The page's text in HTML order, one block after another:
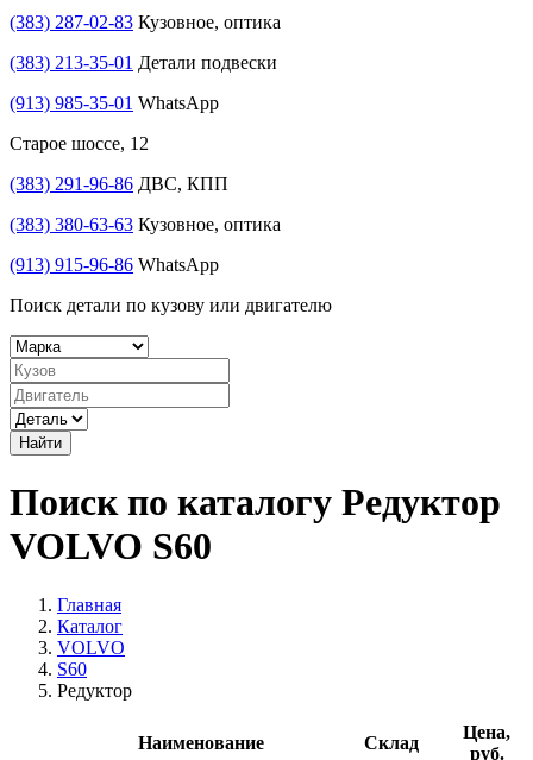
(383) 287-02-83 Кузовное, оптика
(383) 213-35-01 Детали подвески
(913) 985-35-01 WhatsApp
Старое шоссе, 12
(383) 291-96-86 ДВС, КПП
(383) 380-63-63 Кузовное, оптика
(913) 915-96-86 WhatsApp
Поиск детали по кузову или двигателю
Найти
Поиск по каталогу Редуктор
VOLVO S60
Главная
Каталог
VOLVO
S60
Редуктор
Наименование Склад
Цена,
руб.